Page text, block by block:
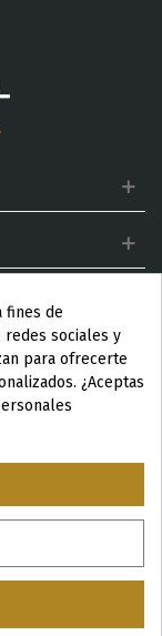
de estética
fines de
redes sociales y
para ofrecerte
¿Aceptas